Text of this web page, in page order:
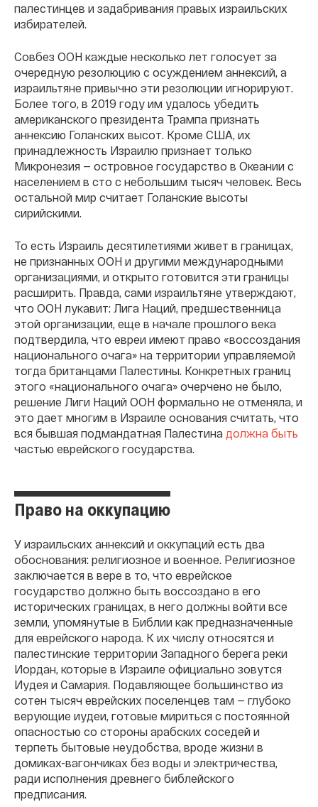
палестинцев и задабривания правых израильских
избирателей.
Совбез ООН каждые несколько лет голосует за
очередную резолюцию с осуждением аннексий, а
израильтяне привычно эти резолюции игнорируют.
Более того, в 2019 году им удалось убедить
американского президента Трампа признать
аннексию Голанских высот. Кроме США, их
принадлежность Израилю признает только
Микронезия — островное государство в Океании с
населением в сто с небольшим тысяч человек. Весь
остальной мир считает Голанские высоты
сирийскими.
То есть Израиль десятилетиями живет в границах,
не признанных ООН и другими международными
организациями, и открыто готовится эти границы
расширить. Правда, сами израильтяне утверждают,
что ООН лукавит: Лига Наций, предшественница
этой организации, еще в начале прошлого века
подтвердила, что евреи имеют право «воссоздания
национального очага» на территории управляемой
тогда британцами Палестины. Конкретных границ
этого «национального очага» очерчено не было,
решение Лиги Наций ООН формально не отменяла, и
это дает многим в Израиле основания считать, что
вся бывшая подмандатная Палестина должна быть
частью еврейского государства.
Право на оккупацию
У израильских аннексий и оккупаций есть два
обоснования: религиозное и военное. Религиозное
заключается в вере в то, что еврейское
государство должно быть воссоздано в его
исторических границах, в него должны войти все
земли, упомянутые в Библии как предназначенные
для еврейского народа. К их числу относятся и
палестинские территории Западного берега реки
Иордан, которые в Израиле официально зовутся
Иудея и Самария. Подавляющее большинство из
сотен тысяч еврейских поселенцев там — глубоко
верующие иудеи, готовые мириться с постоянной
опасностью со стороны арабских соседей и
терпеть бытовые неудобства, вроде жизни в
домиках-вагончиках без воды и электричества,
ради исполнения древнего библейского
предписания.